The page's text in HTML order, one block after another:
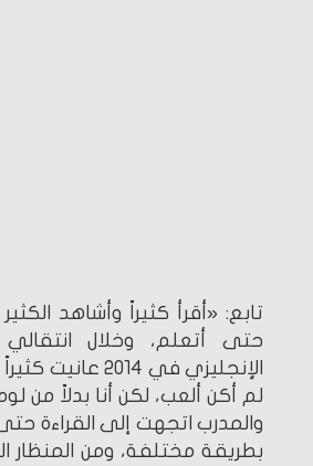
تابع: «أقرأ كثيراً وأشاهد
حتى أتعلم، وخلال
الإنجليزي في 2014
لم أكن ألعب، لكن أنا بدلاً من
والمدرب اتجهت إلى القراءة
بطريقة مختلفة، ومن المنظار